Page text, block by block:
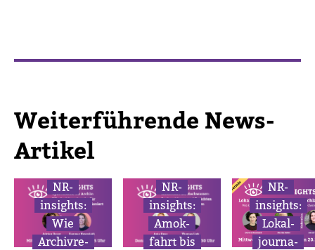
Wei­ter­füh­rende News-​
Artikel
NR-​
insights:
Wie
Archiv­re­
NR-​
insights:
Amok­
fahrt bis
NR-​
insights:
Lokal­
jour­na­